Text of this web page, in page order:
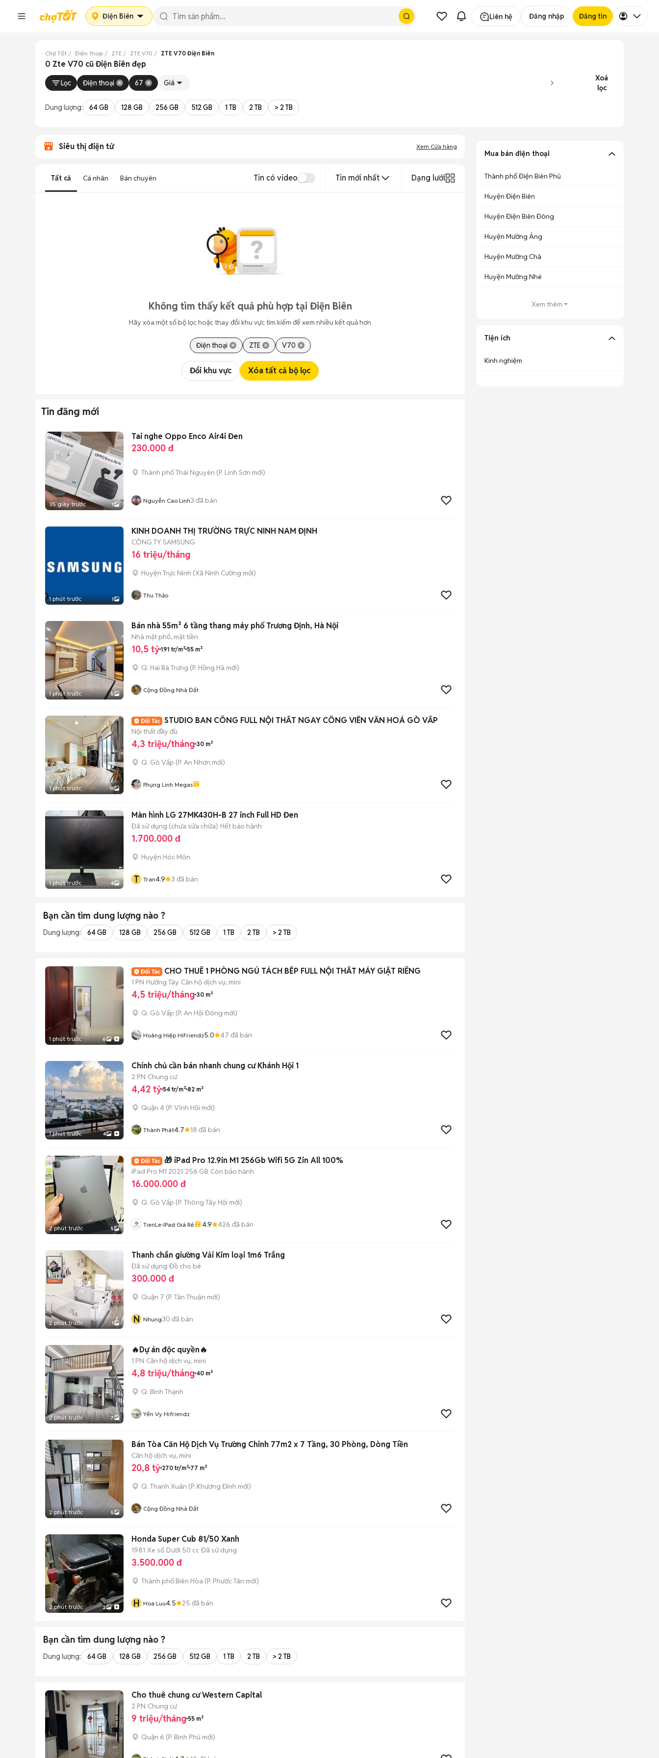
Điện Biên Liên hệ Đăng nhập Đăng tin
Chợ Tốt Điện thoại ZTE ZTE V70 ZTE V70 Điện Biên
0 Zte V70 cũ Điện Biên đẹp
Lọc Điện thoại 67 Giá
Xoá
lọc
Dung lượng: 64 GB 128 GB 256 GB 512 GB 1 TB 2 TB > 2 TB
Siêu thị điện tử Xem Cửa hàng
Tất cả Cá nhân Bán chuyên Tin có video Tin mới nhất Dạng lưới
Không tìm thấy kết quả phù hợp tại Điện Biên
Hãy xóa một số bộ lọc hoặc thay đổi khu vực tìm kiếm để xem nhiều kết quả hơn
Điện thoại ZTE V70
Đổi khu vực Xóa tất cả bộ lọc
Tin đăng mới
35 giây trước 1
Tai nghe Oppo Enco Air4i Đen
230.000 đ
Thành phố Thái Nguyên (P. Linh Sơn mới)
Nguyễn Cao Linh3 đã bán
1 phút trước 1
KINH DOANH THỊ TRƯỜNG TRỰC NINH NAM ĐỊNH
CÔNG TY SAMSUNG
16 triệu/tháng
Huyện Trực Ninh (Xã Ninh Cường mới)
Thu Thảo
1 phút trước 5
Bán nhà 55m² 6 tầng thang máy phố Trương Định, Hà Nội
Nhà mặt phố, mặt tiền
10,5 tỷ 191 tr/m² 55 m²
Q. Hai Bà Trưng (P. Hồng Hà mới)
Cộng Đồng Nhà Đất
1 phút trước 11
STUDIO BAN CÔNG FULL NỘI THẤT NGAY CÔNG VIÊN VĂN HOÁ GÒ VẤP
Nội thất đầy đủ
4,3 triệu/tháng 30 m²
Q. Gò Vấp (P. An Nhơn mới)
Phụng Linh Megas
1 phút trước 4
Màn hình LG 27MK430H-B 27 inch Full HD Đen
Đã sử dụng (chưa sửa chữa) Hết bảo hành
1.700.000 đ
Huyện Hóc Môn
T Tran4.9 3 đã bán
Bạn cần tìm dung lượng nào ?
Dung lượng: 64 GB 128 GB 256 GB 512 GB 1 TB 2 TB > 2 TB
1 phút trước 6
CHO THUÊ 1 PHÒNG NGỦ TÁCH BẾP FULL NỘI THẤT MÁY GIẶT RIÊNG
1 PN Hướng Tây Căn hộ dịch vụ, mini
4,5 triệu/tháng 30 m²
Q. Gò Vấp (P. An Hội Đông mới)
Hoàng Hiệp HiFriendz5.0 47 đã bán
1 phút trước 4
Chính chủ cần bán nhanh chung cư Khánh Hội 1
2 PN Chung cư
4,42 tỷ 54 tr/m² 82 m²
Quận 4 (P. Vĩnh Hội mới)
Thành Phát4.7 18 đã bán
2 phút trước 5
🎁 iPad Pro 12.9in M1 256Gb Wifi 5G Zin All 100%
iPad Pro M1 2021 256 GB Còn bảo hành
16.000.000 đ
Q. Gò Vấp (P. Thông Tây Hội mới)
TienLe-IPad Giá Rẻ 4.9 426 đã bán
2 phút trước 1
Thanh chắn giường Vải Kim loại 1m6 Trắng
Đã sử dụng Đồ cho bé
300.000 đ
Quận 7 (P. Tân Thuận mới)
N Nhung30 đã bán
2 phút trước 7
🔥Dự án độc quyền🔥
1 PN Căn hộ dịch vụ, mini
4,8 triệu/tháng 40 m²
Q. Bình Thạnh
Yến Vy Hifriendz
2 phút trước 5
Bán Tòa Căn Hộ Dịch Vụ Trường Chinh 77m2 x 7 Tầng, 30 Phòng, Dòng Tiền
Căn hộ dịch vụ, mini
20,8 tỷ 270 tr/m² 77 m²
Q. Thanh Xuân (P. Khương Đình mới)
Cộng Đồng Nhà Đất
2 phút trước 2
Honda Super Cub 81/50 Xanh
1981 Xe số Dưới 50 cc Đã sử dụng
3.500.000 đ
Thành phố Biên Hòa (P. Phước Tân mới)
H Hoa Luu4.5 25 đã bán
Bạn cần tìm dung lượng nào ?
Dung lượng: 64 GB 128 GB 256 GB 512 GB 1 TB 2 TB > 2 TB
Cho thuê chung cư Western Capital
2 PN Chung cư
9 triệu/tháng 55 m²
Quận 6 (P. Bình Phú mới)
Mua bán điện thoại
Thành phố Điện Biên Phủ
Huyện Điện Biên
Huyện Điện Biên Đông
Huyện Mường Ảng
Huyện Mường Chà
Huyện Mường Nhé
Xem thêm
Tiện ích
Kinh nghiệm